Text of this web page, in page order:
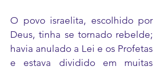
O povo israelita, escolhido por
Deus, tinha se tornado rebelde;
havia anulado a Lei e os Profetas
e estava dividido em muitas